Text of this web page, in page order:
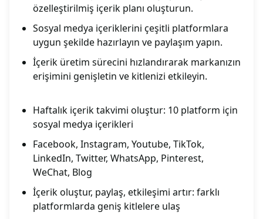
özelleştirilmiş içerik planı oluşturun.
Sosyal medya içeriklerini çeşitli platformlara
uygun şekilde hazırlayın ve paylaşım yapın.
İçerik üretim sürecini hızlandırarak markanızın
erişimini genişletin ve kitlenizi etkileyin.
Haftalık içerik takvimi oluştur: 10 platform için
sosyal medya içerikleri
Facebook, Instagram, Youtube, TikTok,
LinkedIn, Twitter, WhatsApp, Pinterest,
WeChat, Blog
İçerik oluştur, paylaş, etkileşimi artır: farklı
platformlarda geniş kitlelere ulaş